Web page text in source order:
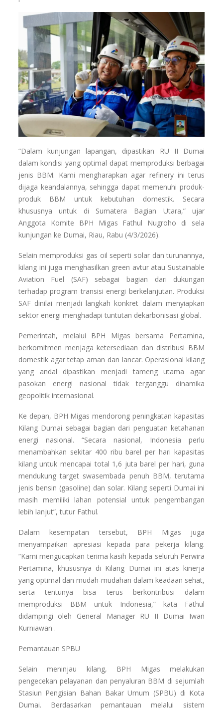
“Dalam kunjungan lapangan, dipastikan RU II Dumai
dalam kondisi yang optimal dapat memproduksi berbagai
jenis BBM. Kami mengharapkan agar refinery ini terus
dijaga keandalannya, sehingga dapat memenuhi produk-
produk BBM untuk kebutuhan domestik. Secara
khususnya untuk di Sumatera Bagian Utara,” ujar
Anggota Komite BPH Migas Fathul Nugroho di sela
kunjungan ke Dumai, Riau, Rabu (4/3/2026).
Selain memproduksi gas oil seperti solar dan turunannya,
kilang ini juga menghasilkan green avtur atau Sustainable
Aviation Fuel (SAF) sebagai bagian dari dukungan
terhadap program transisi energi berkelanjutan. Produksi
SAF dinilai menjadi langkah konkret dalam menyiapkan
sektor energi menghadapi tuntutan dekarbonisasi global.
Pemerintah, melalui BPH Migas bersama Pertamina,
berkomitmen menjaga ketersediaan dan distribusi BBM
domestik agar tetap aman dan lancar. Operasional kilang
yang andal dipastikan menjadi tameng utama agar
pasokan energi nasional tidak terganggu dinamika
geopolitik internasional.
Ke depan, BPH Migas mendorong peningkatan kapasitas
Kilang Dumai sebagai bagian dari penguatan ketahanan
energi nasional. “Secara nasional, Indonesia perlu
menambahkan sekitar 400 ribu barel per hari kapasitas
kilang untuk mencapai total 1,6 juta barel per hari, guna
mendukung target swasembada penuh BBM, terutama
jenis bensin (gasoline) dan solar. Kilang seperti Dumai ini
masih memiliki lahan potensial untuk pengembangan
lebih lanjut”, tutur Fathul.
Dalam kesempatan tersebut, BPH Migas juga
menyampaikan apresiasi kepada para pekerja kilang.
“Kami mengucapkan terima kasih kepada seluruh Perwira
Pertamina, khususnya di Kilang Dumai ini atas kinerja
yang optimal dan mudah-mudahan dalam keadaan sehat,
serta tentunya bisa terus berkontribusi dalam
memproduksi BBM untuk Indonesia,” kata Fathul
didampingi oleh General Manager RU II Dumai Iwan
Kurniawan .
Pemantauan SPBU
Selain meninjau kilang, BPH Migas melakukan
pengecekan pelayanan dan penyaluran BBM di sejumlah
Stasiun Pengisian Bahan Bakar Umum (SPBU) di Kota
Dumai. Berdasarkan pemantauan melalui sistem